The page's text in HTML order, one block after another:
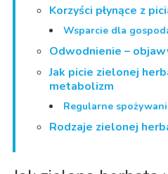
Korzyści płynące z
Wsparcie dla
Odwodnienie –
Jak picie zielonej
metabolizm
Regularne
Rodzaje zielonej